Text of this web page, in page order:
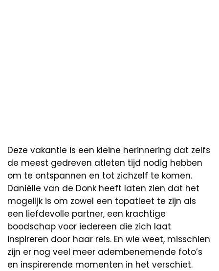
Deze vakantie is een kleine herinnering dat zelfs
de meest gedreven atleten tijd nodig hebben
om te ontspannen en tot zichzelf te komen.
Daniëlle van de Donk heeft laten zien dat het
mogelijk is om zowel een topatleet te zijn als
een liefdevolle partner, een krachtige
boodschap voor iedereen die zich laat
inspireren door haar reis. En wie weet, misschien
zijn er nog veel meer adembenemende foto’s
en inspirerende momenten in het verschiet.